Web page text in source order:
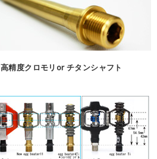
高精度クロモリor チタンシャフト